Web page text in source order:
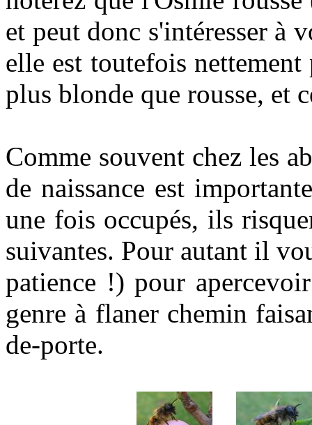
et peut donc s'intéresser à
elle est toutefois
plus blonde que rousse, et
Comme souvent chez les
de naissance est
une fois occupés, ils
suivantes. Pour autant il
patience !) pour
genre à flaner chemin
de-porte.